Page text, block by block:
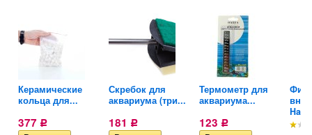
Керамические
кольца для...
377 Р
Скребок для
аквариума (три...
181 Р
Термометр для
аквариума...
123 Р